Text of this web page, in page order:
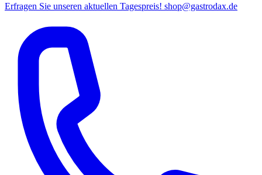
Erfragen Sie unseren aktuellen Tagespreis! shop@gastrodax.de